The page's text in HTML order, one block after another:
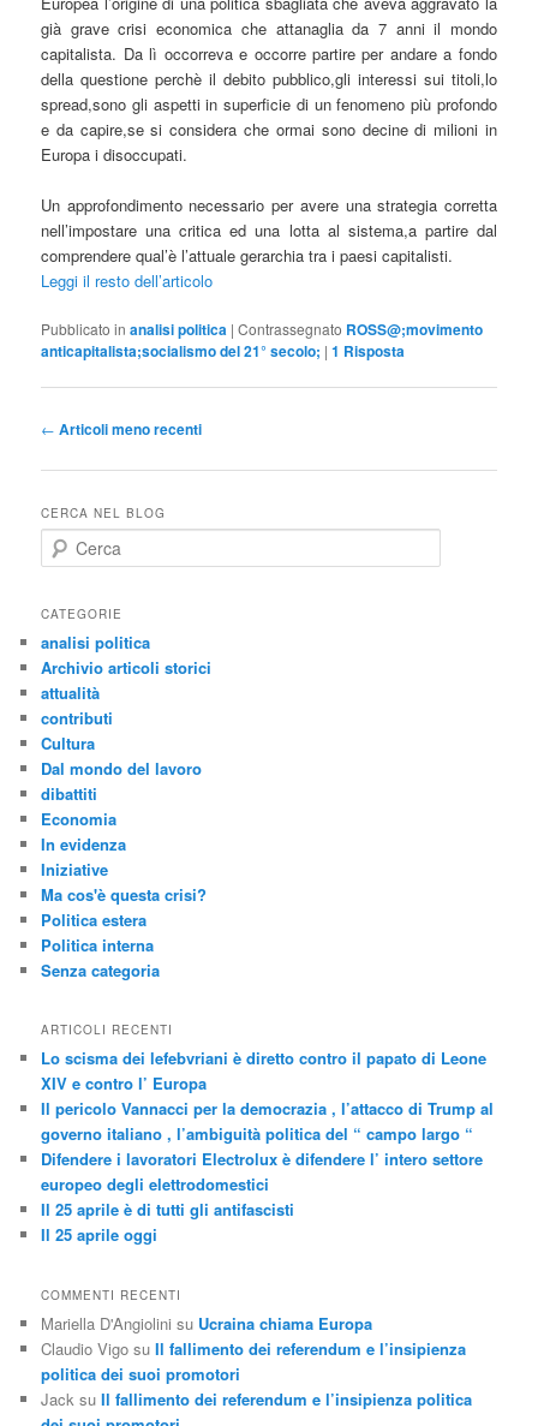
già grave crisi economica che attanaglia da 7 anni il mondo
capitalista. Da lì occorreva e occorre partire per andare a fondo
della questione perchè il debito pubblico,gli interessi sui titoli,lo
spread,sono gli aspetti in superficie di un fenomeno più profondo
e da capire,se si considera che ormai sono decine di milioni in
Europa i disoccupati.
Un approfondimento necessario per avere una strategia corretta
nell’impostare una critica ed una lotta al sistema,a partire dal
comprendere qual’è l’attuale gerarchia tra i paesi capitalisti.
Leggi il resto dell’articolo
Pubblicato in analisi politica |Contrassegnato ROSS@;movimento
anticapitalista;socialismo del 21° secolo; |1 Risposta
Navigazione
← Articoli meno recenti
CERCA NEL BLOG
e
c
CATEGORIE
analisi politica
Archivio articoli storici
attualità
contributi
Cultura
Dal mondo del lavoro
dibattiti
Economia
In evidenza
Iniziative
Ma cos'è questa crisi?
Politica estera
Politica interna
Senza categoria
ARTICOLI RECENTI
Lo scisma dei lefebvriani è diretto contro il papato di Leone
XIV e contro l’ Europa
Il pericolo Vannacci per la democrazia , l’attacco di Trump al
governo italiano , l’ambiguità politica del “ campo largo “
Difendere i lavoratori Electrolux è difendere l’ intero settore
europeo degli elettrodomestici
Il 25 aprile è di tutti gli antifascisti
Il 25 aprile oggi
COMMENTI RECENTI
Mariella D'Angiolini su Ucraina chiama Europa
Claudio Vigo suIl fallimento dei referendum e l’insipienza
politica dei suoi promotori
Jack suIl fallimento dei referendum e l’insipienza politica